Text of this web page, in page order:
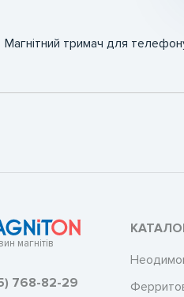
Магнітний тримач для
магнітів
768-82-29